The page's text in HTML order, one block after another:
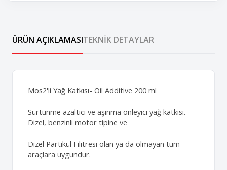
ÜRÜN AÇIKLAMASITEKNIK DETAYLAR
Mos2'li Yağ Katkısı- Oil Additive 200 ml
Sürtünme azaltıcı ve aşınma önleyici yağ katkısı.
Dizel, benzinli motor tipine ve
Dizel Partikül Filitresi olan ya da olmayan tüm
araçlara uygundur.